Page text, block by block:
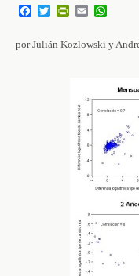
F
a
e
T
w
t
P
n
E
m
i t
p
por Julián Kozlowski y